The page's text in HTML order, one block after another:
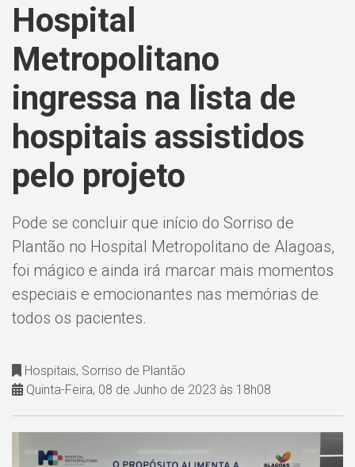
Hospital
Metropolitano
ingressa na lista de
hospitais assistidos
pelo projeto
Pode se concluir que início do Sorriso de
Plantão no Hospital Metropolitano de Alagoas,
foi mágico e ainda irá marcar mais momentos
especiais e emocionantes nas memórias de
todos os pacientes.
Hospitais, Sorriso de Plantão
Quinta-Feira, 08 de Junho de 2023 às 18h08